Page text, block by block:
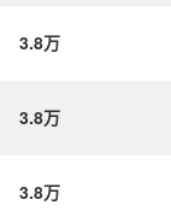
3.8万
3.8万
3.8万